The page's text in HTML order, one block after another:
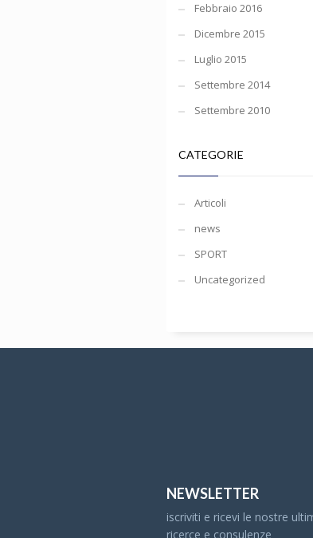
Febbraio 2016
Dicembre 2015
Luglio 2015
Settembre 2014
Settembre 2010
CATEGORIE
Articoli
news
SPORT
Uncategorized
NEWSLETTER
iscriviti e ricevi le nostre
ricerce e consulenze